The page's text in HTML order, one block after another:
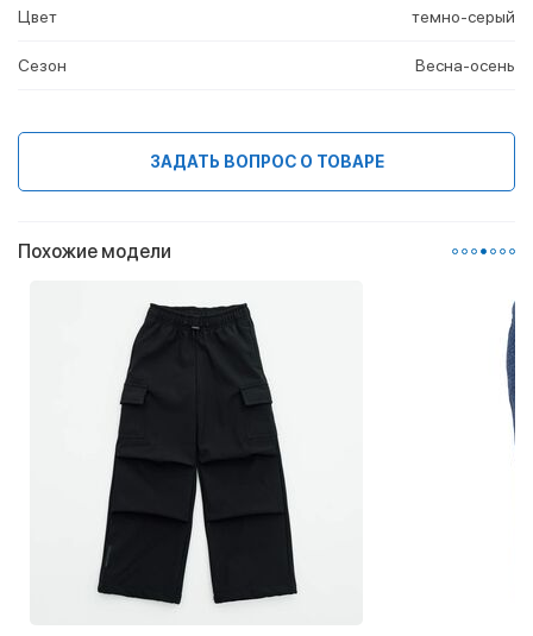
Цвет темно-серый
Сезон Весна-осень
ЗАДАТЬ ВОПРОС О ТОВАРЕ
Похожие модели